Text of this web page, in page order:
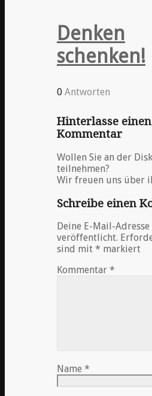
Denken
schenken!
0 Antworten
Hinterlasse einen
Kommentar
Wollen Sie an der
teilnehmen?
Wir freuen uns über
Schreibe einen
Deine E-Mail-
veröffentlicht.
sind mit * markiert
Kommentar *
Name *